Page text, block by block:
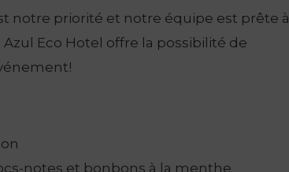
notre priorité et notre équipe est prête à
Azul Eco Hotel offre la possibilité de
notes et bonbons à la menthe